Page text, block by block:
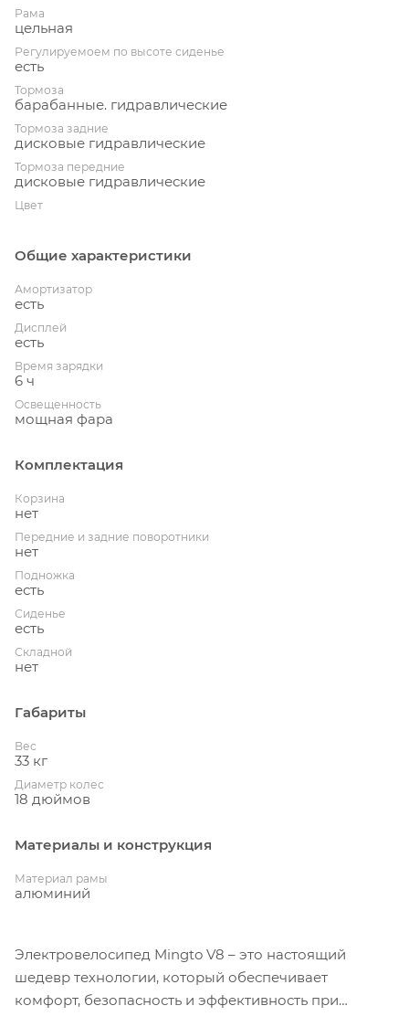
Рама
цельная
Регулируемоем по высоте сиденье
есть
Тормоза
барабанные. гидравлические
Тормоза задние
дисковые гидравлические
Тормоза передние
дисковые гидравлические
Цвет
Общие характеристики
Амортизатор
есть
Дисплей
есть
Время зарядки
6 ч
Освещенность
мощная фара
Комплектация
Корзина
нет
Передние и задние поворотники
нет
Подножка
есть
Сиденье
есть
Складной
нет
Габариты
Вес
33 кг
Диаметр колес
18 дюймов
Материалы и конструкция
Материал рамы
алюминий
Электровелосипед Mingto V8 – это настоящий
шедевр технологии, который обеспечивает
комфорт, безопасность и эффективность при